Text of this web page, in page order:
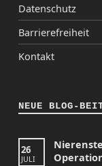
Datenschutz
Barrierefreiheit
Kontakt
NEUE BLOG-
26
JULI